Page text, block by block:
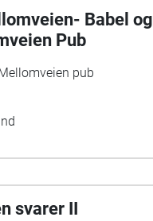
Babel og
Pub
pub
svarer II